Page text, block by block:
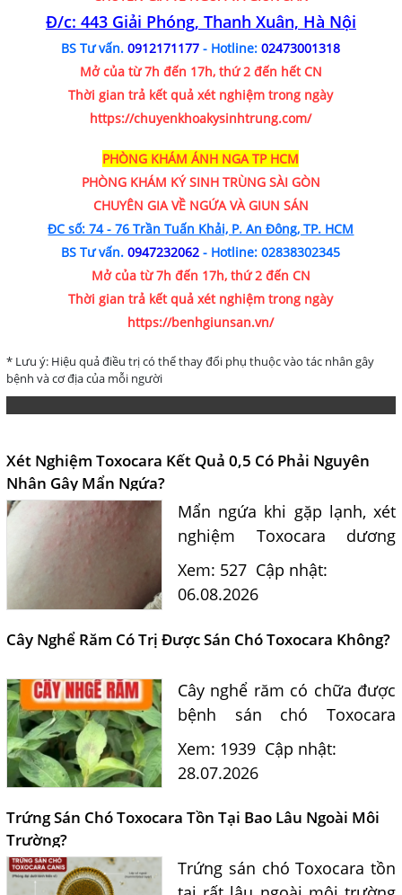
Đ/c: 443 Giải Phóng, Thanh Xuân, Hà Nội
BS Tư vấn.0912171177 - Hotline:02473001318
Mở của từ 7h đến 17h, thứ 2 đến hết CN
Thời gian trả kết quả xét nghiệm trong ngày
https://chuyenkhoakysinhtrung.com/
PHÒNG KHÁM ÁNH NGA TP HCM
PHÒNG KHÁM KÝ SINH TRÙNG SÀI GÒN
CHUYÊN GIA VỀ NGỨA VÀ GIUN SÁN
ĐC số: 74 - 76 Trần Tuấn Khải, P. An Đông, TP. HCM
BS Tư vấn.0947232062 - Hotline:02838302345
Mở của từ 7h đến 17h, thứ 2 đến CN
Thời gian trả kết quả xét nghiệm trong ngày
https://benhgiunsan.vn/
* Lưu ý: Hiệu quả điều trị có thể thay đổi phụ thuộc vào tác nhân gây
bệnh và cơ địa của mỗi người
Xét Nghiệm Toxocara Kết Quả 0,5 Có Phải Nguyên
Nhân Gây Mẩn Ngứa?
Mẩn ngứa khi gặp lạnh, xét
nghiệm Toxocara dương
tính 0,5 có phải nguyên
nhân? Tiến sĩ Bác sĩ Nguyễn
điều trị và phòng ngừa sán...
Xem: 527 Cập nhật:
06.08.2026
Cây Nghể Răm Có Trị Được Sán Chó Toxocara Không?
Cây nghể răm có chữa được
bệnh sán chó Toxocara
không? Tiến sĩ Bác sĩ
Nguyễn Hằng Lan giải đáp
học và hướng dẫn điều trị
Xem: 1939 Cập nhật:
28.07.2026
Trứng Sán Chó Toxocara Tồn Tại Bao Lâu Ngoài Môi
Trường?
Trứng sán chó Toxocara tồn